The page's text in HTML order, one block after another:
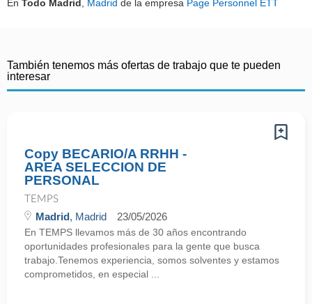
En Todo Madrid Madrid de la empresa Page Personnel ETT
También tenemos más ofertas de trabajo que te pueden
interesar
Copy BECARIO/A RRHH -
AREA SELECCION DE
PERSONAL
TEMPS
Madrid, Madrid 23/05/2026
En TEMPS llevamos más de 30 años encontrando
oportunidades profesionales para la gente que busca
trabajo.Tenemos experiencia, somos solventes y estamos
comprometidos, en especial ...